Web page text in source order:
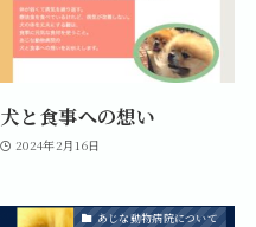
犬と食事への想い
2024年2月16日
あじな動物病院について